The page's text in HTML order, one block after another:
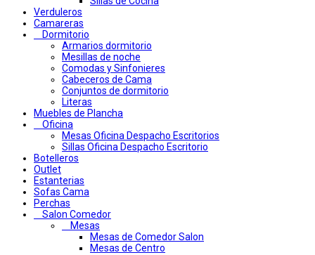
Verduleros
Camareras
Dormitorio
Armarios dormitorio
Mesillas de noche
Comodas y Sinfonieres
Cabeceros de Cama
Conjuntos de dormitorio
Literas
Muebles de Plancha
Oficina
Mesas Oficina Despacho Escritorios
Sillas Oficina Despacho Escritorio
Botelleros
Outlet
Estanterias
Sofas Cama
Perchas
Salon Comedor
Mesas
Mesas de Comedor Salon
Mesas de Centro